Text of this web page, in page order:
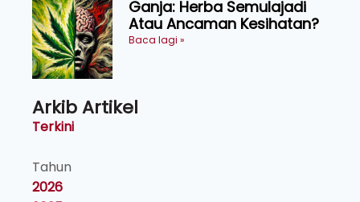
Ganja: Herba Semulajadi
Atau Ancaman Kesihatan?
Baca lagi »
Arkib Artikel
Terkini
Tahun
2026